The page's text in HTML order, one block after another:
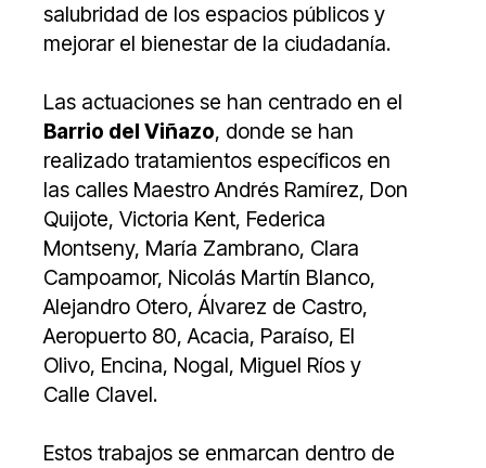
salubridad de los espacios públicos y
mejorar el bienestar de la ciudadanía.
Las actuaciones se han centrado en el
Barrio del Viñazo, donde se han
realizado tratamientos específicos en
las calles Maestro Andrés Ramírez, Don
Quijote, Victoria Kent, Federica
Montseny, María Zambrano, Clara
Campoamor, Nicolás Martín Blanco,
Alejandro Otero, Álvarez de Castro,
Aeropuerto 80, Acacia, Paraíso, El
Olivo, Encina, Nogal, Miguel Ríos y
Calle Clavel.
Estos trabajos se enmarcan dentro de